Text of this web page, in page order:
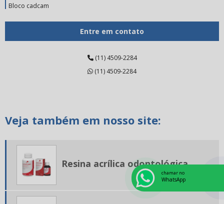
Bloco cadcam
Broca de tungstênio
Broca de tungstênio preço
Cerâmica prensada dental
Cimento endodôntico valor
Cimento resinoso odontológico
Entre em contato
(11) 4509-2284
(11) 4509-2284
Veja também em nosso site:
Resina acrílica odontológica
chamar no
WhatsApp